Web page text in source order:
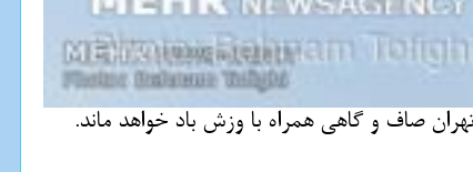
صاف و گاهی همراه با وزش باد خواهد ماند.